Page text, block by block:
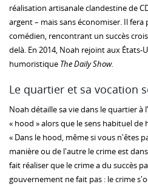
réalisation artisanale clandestine de
argent – mais sans économiser. Il fera
comédien, rencontrant un succès
delà. En 2014, Noah rejoint aux États-
humoristique The Daily Show.
Le quartier et sa vocation
Noah détaille sa vie dans le quartier à
« hood » alors que le sens habituel de
« Dans le hood, même si vous n'êtes
manière ou de l'autre le crime est
fait réaliser que le crime a du succès
gouvernement ne fait pas : le crime